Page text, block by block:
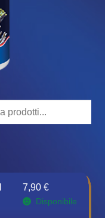
7,90€
Disponibile